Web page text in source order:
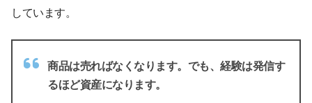
しています。
商品は売ればなくなります。でも、経験は発信す
るほど資産になります。